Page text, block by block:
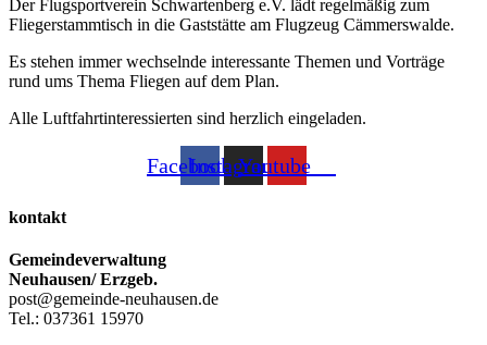
Der Flugsportverein Schwartenberg e.V. lädt regelmäßig zum
Fliegerstammtisch in die Gaststätte am Flugzeug Cämmerswalde.
Es stehen immer wechselnde interessante Themen und Vorträge
rund ums Thema Fliegen auf dem Plan.
Alle Luftfahrtinteressierten sind herzlich eingeladen.
FacebookInstagram
Youtube
kontakt
Gemeindeverwaltung
Neuhausen/ Erzgeb.
post@gemeinde-neuhausen.de
Tel.: 037361 15970